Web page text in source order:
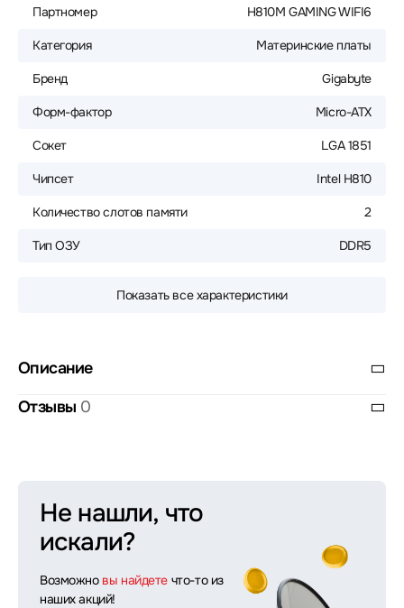
Партномер H810M GAMING WIFI6
Категория Материнские платы
Бренд Gigabyte
Форм-фактор Micro-ATX
Сокет LGA 1851
Чипсет Intel H810
Количество слотов памяти 2
Тип ОЗУ DDR5
Показать все характеристики
Описание
Отзывы 0
Не нашли, что
искали?
Возможно вы найдете что-то из
наших акций!